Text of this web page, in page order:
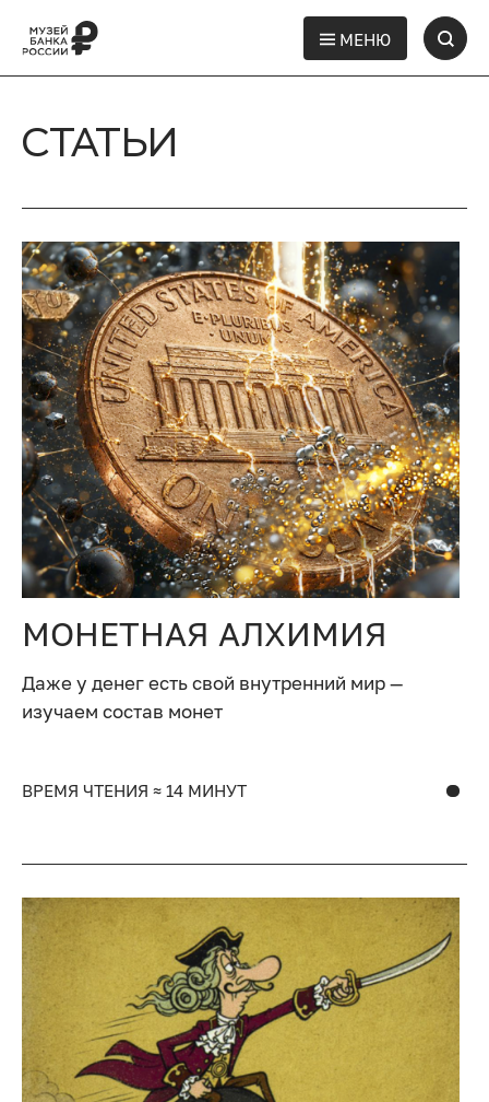
МЕНЮ
СТАТЬИ
МОНЕТНАЯ АЛХИМИЯ
Даже у денег есть свой внутренний мир —
изучаем состав монет
ВРЕМЯ ЧТЕНИЯ ≈ 14 МИНУТ